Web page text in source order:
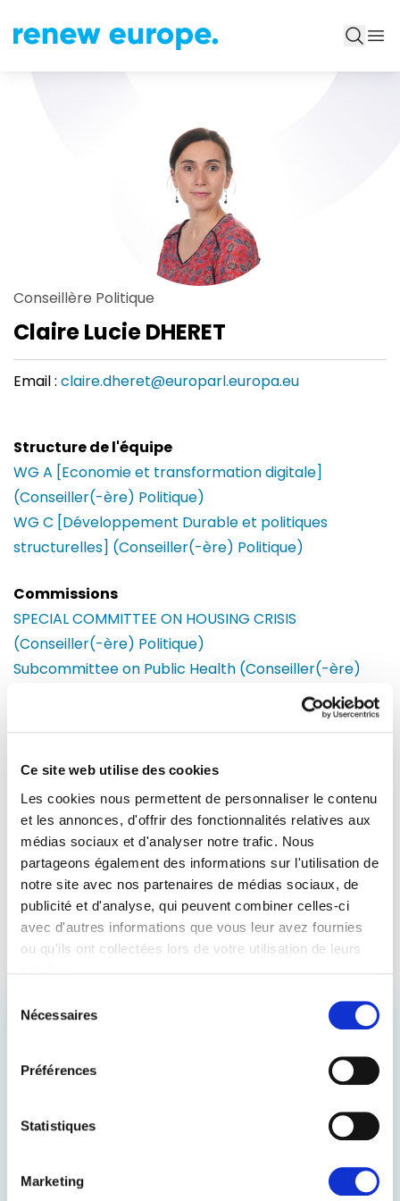
Ce site web utilise des cookies
Les cookies nous permettent de personnaliser le contenu
et les annonces, d'offrir des fonctionnalités relatives aux
médias sociaux et d'analyser notre trafic. Nous
partageons également des informations sur l'utilisation de
notre site avec nos partenaires de médias sociaux, de
publicité et d'analyse, qui peuvent combiner celles-ci
avec d'autres informations que vous leur avez fournies
ou qu'ils ont collectées lors de votre utilisation de leurs
Nécessaires
Préférences
Statistiques
Marketing
Conseillère Politique
Claire Lucie DHERET
Email : claire.dheret@europarl.europa.eu
Structure de l'équipe
WG A [Economie et transformation digitale]
(Conseiller(-ère) Politique)
WG C [Développement Durable et politiques
structurelles] (Conseiller(-ère) Politique)
Commissions
SPECIAL COMMITTEE ON HOUSING CRISIS
(Conseiller(-ère) Politique)
Subcommittee on Public Health (Conseiller(-ère)
Parlement européen
Building : Paul-Henri Spaak
Bureau : 06C099
60, rue Wiertz / Wiertzstraat 60
B-1047
Bruxelles
Tel : 0032 2 28 31164
ACCÉDEZ AUX
COULISSES DE
Restez informé du travail de Renew Europe,
de ses victoires politiques et des décisions
climatique aux droits numériques, en passant